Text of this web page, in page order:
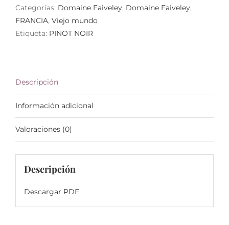
Categorías: Domaine Faiveley, Domaine Faiveley,
FRANCIA, Viejo mundo
Etiqueta: PINOT NOIR
Descripción
Información adicional
Valoraciones (0)
Descripción
Descargar PDF